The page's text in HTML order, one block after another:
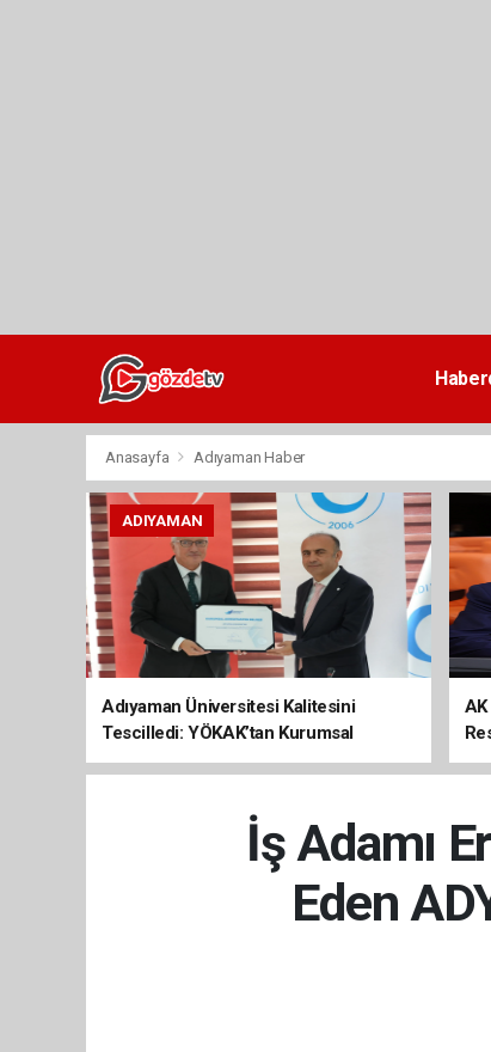
Anasayfa Adıyaman Haber
ADIYAMAN
Adıyaman Üniversitesi Kalitesini
Tescilledi: YÖKAK’tan Kurumsal
Akreditasyon Belgesi
İş Adamı
Eden